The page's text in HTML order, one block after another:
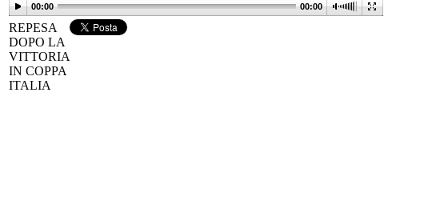
00:00 00:00
REPESA
DOPO LA
VITTORIA
IN COPPA
ITALIA